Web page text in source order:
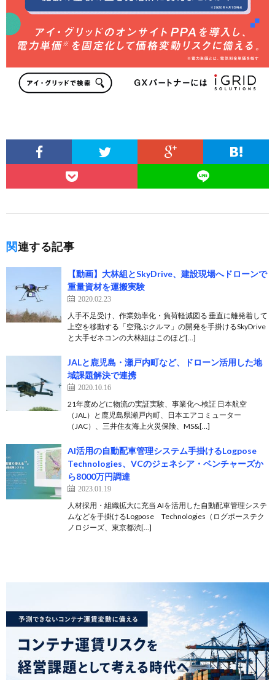
関連する記事
【動画】大林組とSkyDrive、建設現場へドローンで
重量資材を運搬実験
2020.02.23
人手不足受け、作業効率化・負荷軽減図る 垂直に離発着して
上空を移動する「空飛ぶクルマ」の開発を手掛けるSkyDrive
と大手ゼネコンの大林組はこのほど[…]
JALと鹿児島・瀬戸内町など、ドローン活用した地
域課題解決で連携
2020.10.16
21年度めどに物流の実証実験、事業化へ検証 日本航空
（JAL）と鹿児島県瀬戸内町、日本エアコミューター
（JAC）、三井住友海上火災保険、MS&[…]
AI活用の自動配車管理システム手掛けるLogpose
Technologies、VCのジェネシア・ベンチャーズか
ら8000万円調達
2023.01.19
人材採用・組織拡大に充当 AIを活用した自動配車管理システ
ムなどを手掛けるLogpose Technologies（ログポーステク
ノロジーズ、東京都渋[…]